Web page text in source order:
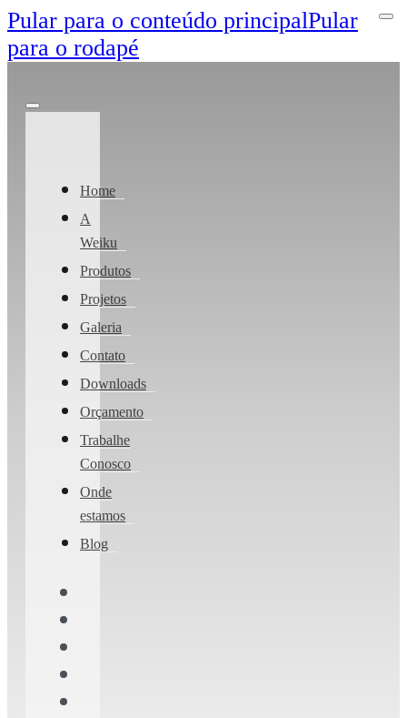
Pular para o conteúdo principalPular
para o rodapé
Home
A
Weiku
Produtos
Projetos
Galeria
Contato
Downloads
Orçamento
Trabalhe
Conosco
Onde
estamos
Blog